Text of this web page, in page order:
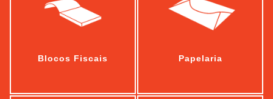
Blocos Fiscais Papelaria